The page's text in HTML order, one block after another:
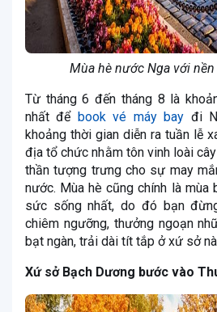
Mùa hè nước Nga với
Từ tháng 6 đến tháng 8 là
nhất để book vé máy bay đi
khoảng thời gian diễn ra tuần lễ
địa tổ chức nhằm tôn vinh loài
thần tượng trưng cho sự may
nước. Mùa hè cũng chính là mùa
sức sống nhất, do đó bạn
chiêm ngưỡng, thưởng ngoạn
bạt ngàn, trải dài tít tắp ở xứ sở
Xứ sở Bạch Dương bước vào